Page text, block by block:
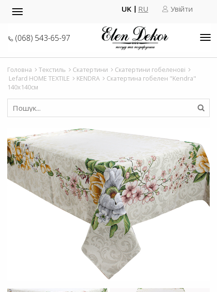
Toggle
UK RU Увійти
(068) 543-65-97
Головна Текстиль Скатертини
Скатертини гобеленові
Lefard HOME TEXTILE
KENDRA
Скатертина гобелен "Kendra"
140x140см